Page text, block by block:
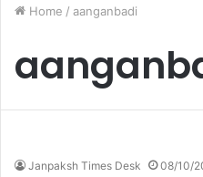
Home / aanganbadi
Janpaksh Times Desk 08/10/